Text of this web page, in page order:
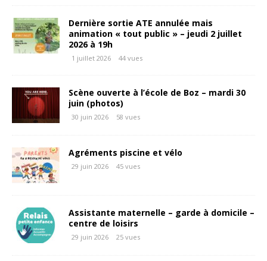
Dernière sortie ATE annulée mais
animation « tout public » – jeudi 2 juillet
2026 à 19h
1 juillet 2026 44 vues
Scène ouverte à l’école de Boz – mardi 30
juin (photos)
30 juin 2026 58 vues
Agréments piscine et vélo
29 juin 2026 45 vues
Assistante maternelle – garde à domicile –
centre de loisirs
29 juin 2026 25 vues